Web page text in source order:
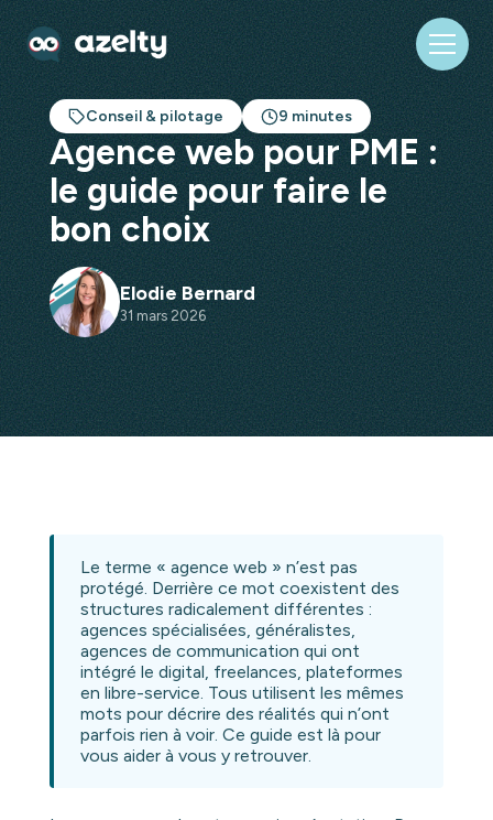
Conseil & pilotage 9 minutes
Agence web pour PME :
le guide pour faire le
bon choix
Elodie Bernard
31 mars 2026
Le terme « agence web » n’est pas
protégé. Derrière ce mot coexistent des
structures radicalement différentes :
agences spécialisées, généralistes,
agences de communication qui ont
intégré le digital, freelances, plateformes
en libre-service. Tous utilisent les mêmes
mots pour décrire des réalités qui n’ont
parfois rien à voir. Ce guide est là pour
vous aider à vous y retrouver.